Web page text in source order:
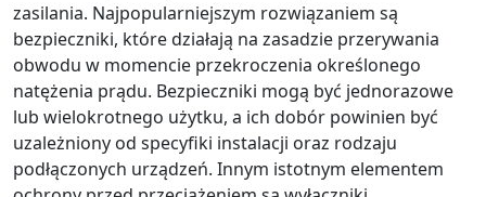
zasilania. Najpopularniejszym rozwiązaniem są
bezpieczniki, które działają na zasadzie przerywania
obwodu w momencie przekroczenia określonego
natężenia prądu. Bezpieczniki mogą być jednorazowe
lub wielokrotnego użytku, a ich dobór powinien być
uzależniony od specyfiki instalacji oraz rodzaju
podłączonych urządzeń. Innym istotnym elementem